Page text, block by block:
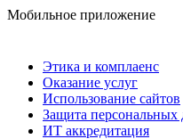
Мобильное приложение
Этика и комплаенс
Оказание услуг
Использование сайтов
Защита персональных
ИТ аккредитация